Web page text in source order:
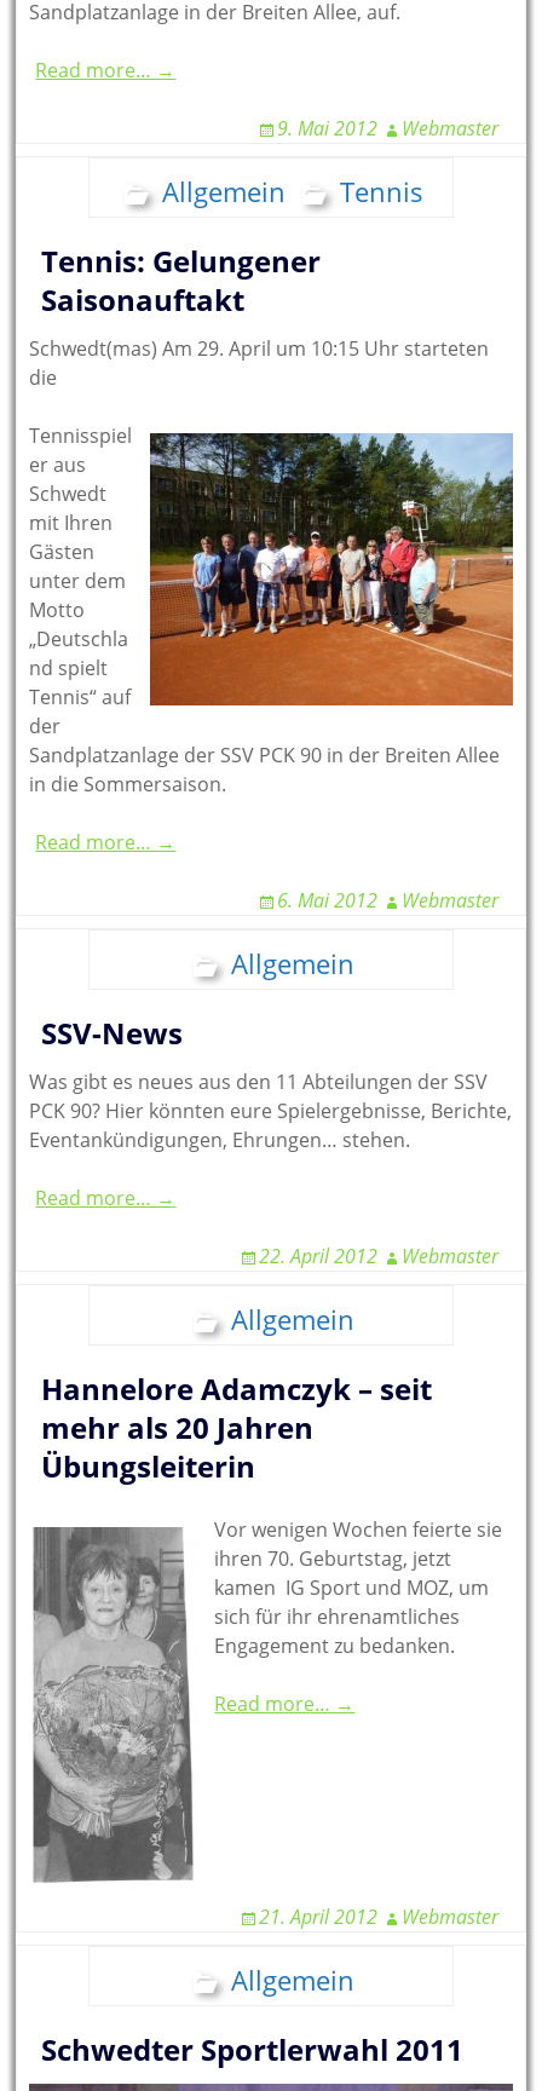
Sandplatzanlage in der Breiten Allee, auf.
Read more… →
9. Mai 2012 Webmaster
Allgemein Tennis
Tennis: Gelungener
Saisonauftakt
Schwedt(mas) Am 29. April um 10:15 Uhr starteten
die
Tennisspiel
er aus
Schwedt
mit Ihren
Gästen
unter dem
Motto
„Deutschla
nd spielt
Tennis“ auf
der
Sandplatzanlage der SSV PCK 90 in der Breiten Allee
in die Sommersaison.
Read more… →
6. Mai 2012 Webmaster
Allgemein
SSV-News
Was gibt es neues aus den 11 Abteilungen der SSV
PCK 90? Hier könnten eure Spielergebnisse, Berichte,
Eventankündigungen, Ehrungen… stehen.
Read more… →
22. April 2012 Webmaster
Allgemein
Hannelore Adamczyk – seit
mehr als 20 Jahren
Übungsleiterin
Vor wenigen Wochen feierte sie
ihren 70. Geburtstag, jetzt
kamen IG Sport und MOZ, um
sich für ihr ehrenamtliches
Engagement zu bedanken.
Read more… →
21. April 2012 Webmaster
Allgemein
Schwedter Sportlerwahl 2011